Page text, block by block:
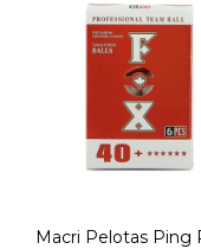
Macri Pelotas Ping